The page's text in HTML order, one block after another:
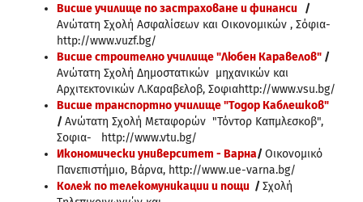
Висше училище по застраховане и финанси /
Ανώτατη Σχολή Ασφαλίσεων και Οικονομικών , Σόφια-
http://www.vuzf.bg/
Висше строително училище "Любен Каравелов" /
Ανώτατη Σχολή Δημοστατικών μηχανικών και
Αρχιτεκτονικών Λ.Καραβελοβ, Σοφιαhttp://www.vsu.bg/
Висше транспортно училище "Тодор Каблешков"
/Ανώτατη Σχολή Μεταφορών "Τόντορ Καπμλεσκοβ",
Σοφια- http://www.vtu.bg/
Икономически университет - Варна/Οικονομικό
Πανεπιστήμιο, Βάρνα, http://www.ue-varna.bg/
Колеж по телекомуникации и пощи /Σχολή